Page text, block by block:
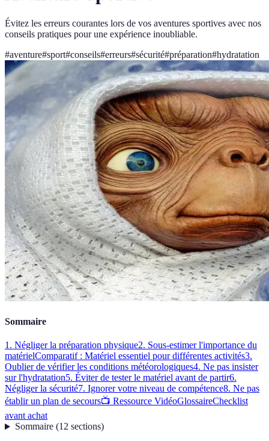
Évitez les erreurs courantes lors de vos aventures sportives avec nos
conseils pratiques pour une expérience inoubliable.
#aventure#sport#conseils#erreurs#sécurité#préparation#hydratation
Sommaire
1. Négliger la préparation physique2. Sous-estimer l'importance du
matérielComparatif : Matériel essentiel pour différentes activités3.
Oublier de vérifier les conditions météorologiques4. Ne pas insister
sur l'hydratation5. Éviter de tester le matériel avant de partir6.
Négliger la sécurité7. Ignorer votre niveau de compétence8. Ne pas
établir un plan de secours📺 Ressource VidéoGlossaireChecklist
avant achat
Sommaire(12 sections)